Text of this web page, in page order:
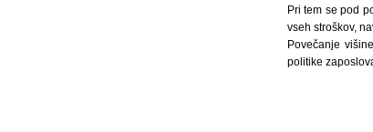
Pri tem se pod
vseh stroškov,
Povečanje
politike